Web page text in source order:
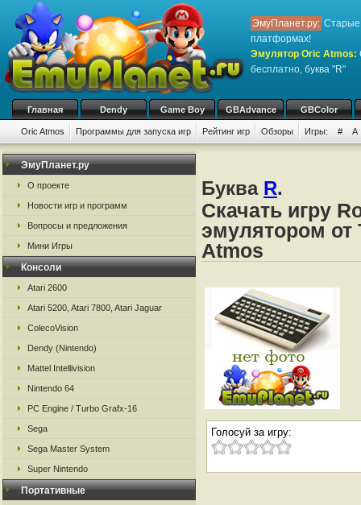
ЭмуПланет.ру: Старые
платформах!
Эмулятор Oric Atmos:
бесплатно, буква "R"
Главная Dendy Game Boy GBAdvance GBColor
Oric Atmos Программы для запуска игр Рейтинг игр Обзоры Игры: # A
ЭмуПланет.ру
О проекте
Новости игр и программ
Вопросы и предложения
Мини Игры
Консоли
Atari 2600
Atari 5200, Atari 7800, Atari Jaguar
ColecoVision
Dendy (Nintendo)
Mattel Intellivision
Nintendo 64
PC Engine / Turbo Grafx-16
Sega
Sega Master System
Super Nintendo
Портативные
Буква R.
Скачать игру
эмулятором от
Atmos
Голосуй за игру: